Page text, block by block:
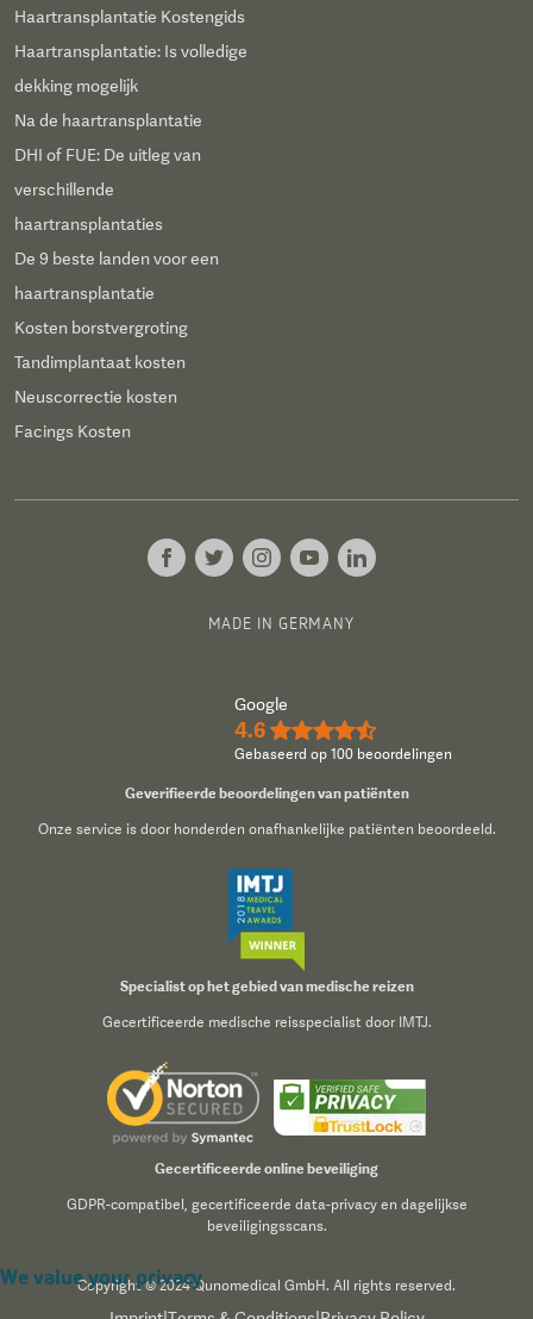
Haartransplantatie Kostengids
Haartransplantatie: Is volledige
dekking mogelijk
Na de haartransplantatie
DHI of FUE: De uitleg van
verschillende
haartransplantaties
De 9 beste landen voor een
haartransplantatie
Kosten borstvergroting
Tandimplantaat kosten
Neuscorrectie kosten
Facings Kosten
MADE IN GERMANY
Google
4.6 ★★★★½
Gebaseerd op 100 beoordelingen
Geverifieerde beoordelingen van patiënten
Onze service is door honderden onafhankelijke patiënten beoordeeld.
Specialist op het gebied van medische reizen
Gecertificeerde medische reisspecialist door IMTJ.
Gecertificeerde online beveiliging
GDPR-compatibel, gecertificeerde data-privacy en dagelijkse
beveiligingsscans.
Copyright © 2024 Qunomedical GmbH. All rights reserved.
We value your privacy